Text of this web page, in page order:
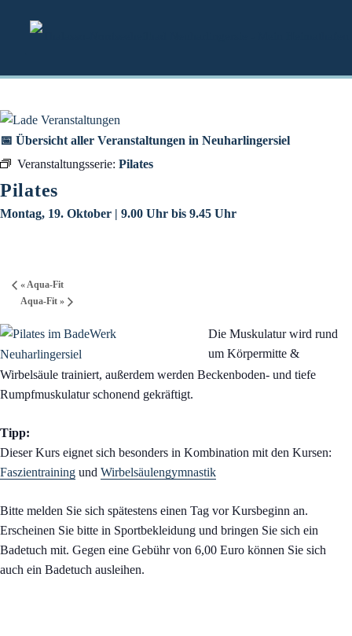
📅 Übersicht aller Veranstaltungen in Neuharlingersiel
Veranstaltungsserie: Pilates
Pilates
Montag, 19. Oktober | 9.00 Uhr bis 9.45 Uhr
«Aqua-Fit
Aqua-Fit »
Die Muskulatur wird rund
um Körpermitte &
Wirbelsäule trainiert, außerdem werden Beckenboden- und tiefe
Rumpfmuskulatur schonend gekräftigt.
Tipp:
Dieser Kurs eignet sich besonders in Kombination mit den Kursen:
Faszientraining und Wirbelsäulengymnastik
Bitte melden Sie sich spätestens einen Tag vor Kursbeginn an.
Erscheinen Sie bitte in Sportbekleidung und bringen Sie sich ein
Badetuch mit. Gegen eine Gebühr von 6,00 Euro können Sie sich
auch ein Badetuch ausleihen.